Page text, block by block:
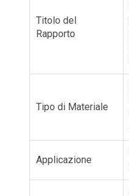
Titolo del
Rapporto
Tipo di Materiale
Applicazione